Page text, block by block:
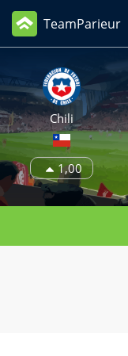
TeamParieur
Chili
1,00